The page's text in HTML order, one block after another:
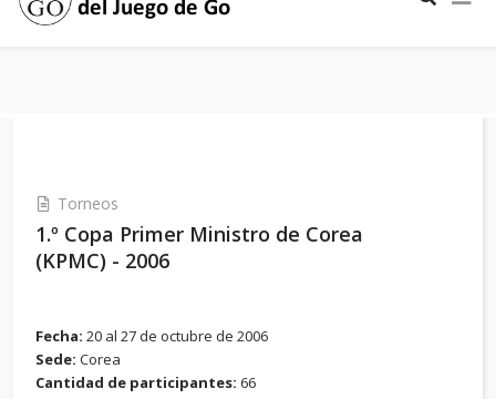
Torneos
1.º Copa Primer Ministro de Corea
(KPMC) - 2006
Fecha: 20 al 27 de octubre de 2006
Sede: Corea
Cantidad de participantes: 66